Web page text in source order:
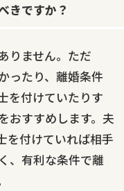
きですか？
りません。ただ
ったり、離婚条件
を付けていたりす
おすすめします。夫
を付けていれば相手
、有利な条件で離